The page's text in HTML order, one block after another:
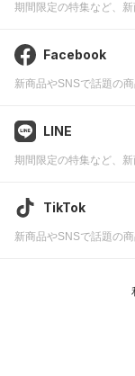
期間限定の特集など、
Facebook
新商品やSNSで話題の
LINE
期間限定の特集など、
TikTok
新商品やSNSで話題の